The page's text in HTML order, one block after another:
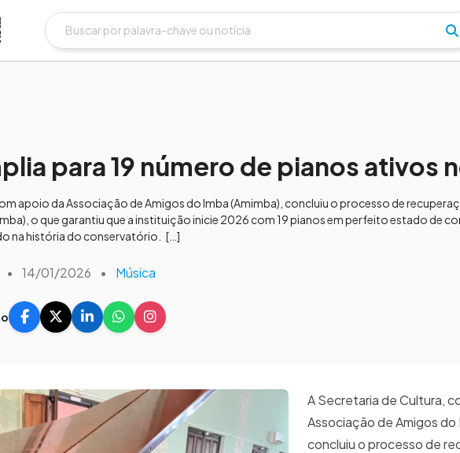
para 19 número de pianos ativos
apoio da Associação de Amigos do Imba (Amimba), concluiu o processo de
o que garantiu que a instituição inicie 2026 com 19 pianos em perfeito estado de
na história do conservatório. […]
• 14/01/2026 • Música
A Secretaria de Cultura,
Associação de Amigos do
concluiu o processo de